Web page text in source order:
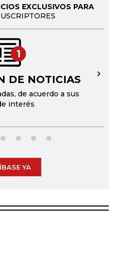
EXCLUSIVOS PARA
1
DE NOTICIAS
de acuerdo a sus
interés
→
YA